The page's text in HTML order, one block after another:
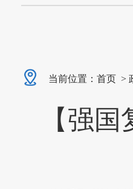
当前位置： 首页 >
【强